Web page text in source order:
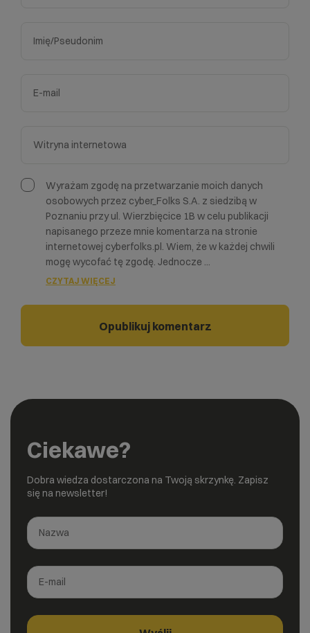
Wyrażam zgodę na przetwarzanie moich danych
osobowych przez cyber_Folks S.A. z siedzibą w
Poznaniu przy ul. Wierzbięcice 1B w celu publikacji
napisanego przeze mnie komentarza na stronie
internetowej cyberfolks.pl. Wiem, że w każdej chwili
mogę wycofać tę zgodę. Jednocze ...
CZYTAJ WIĘCEJ
Ciekawe?
Dobra wiedza dostarczona na Twoją skrzynkę. Zapisz
się na newsletter!